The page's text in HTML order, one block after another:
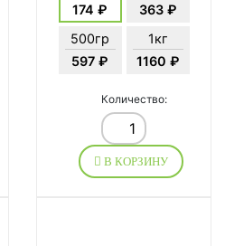
174 ₽
363 ₽
500гр
597 ₽
1кг
1160 ₽
Количество:
В КОРЗИНУ